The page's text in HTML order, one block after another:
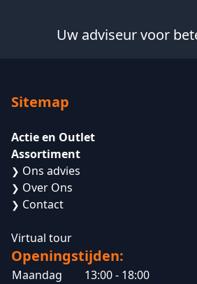
Uw adviseur voor
Sitemap
Actie en Outlet
Assortiment
❯ Ons advies
❯ Over Ons
❯ Contact
Virtual tour
Openingstijden:
Maandag
13:00 - 18:00